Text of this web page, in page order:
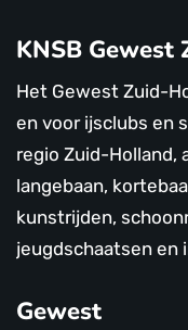
KNSB
Het Gewest Zuid-
en voor ijsclubs en
regio Zuid-Holland,
langebaan,
kunstrijden,
jeugdschaatsen en
Gewest